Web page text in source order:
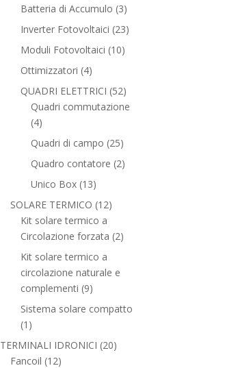
prodotti
Batteria di Accumulo 33
prodotti
Inverter Fotovoltaici 2323
Moduli Fotovoltaici 1010
Ottimizzatori 44
prodotti
QUADRI ELETTRICI 5252
prodotti
Quadri commutazione
44
prodotti
Quadri di campo 2525
prodotti
Quadro contatore 22
Unico Box 1313
prodotti
SOLARE TERMICO 1212
Kit solare termico a
Circolazione forzata 22
Kit solare termico a
circolazione naturale e
complementi 99
prodotti
Sistema solare compatto
1 1
prodotto
TERMINALI IDRONICI 2020
Fancoil 1212